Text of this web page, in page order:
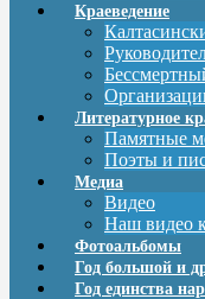
Краеведение
Литературное
Памятные
Поэты и
Медиа
Видео
Наш видео
Фотоальбомы
Год большой и
Год единства